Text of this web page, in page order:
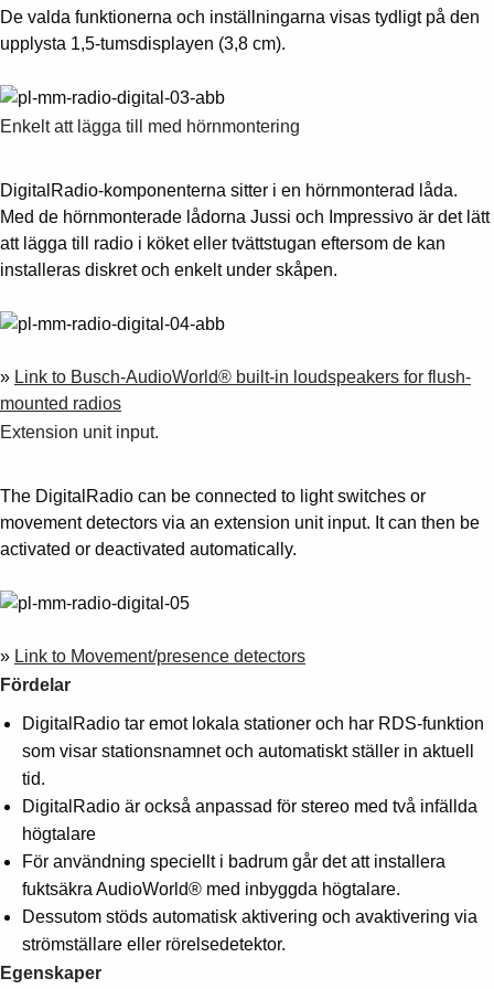
Suggestions
See more products
Shopping list preview
De valda funktionerna och inställningarna visas tydligt på den
upplysta 1,5-tumsdisplayen (3,8 cm).
Enkelt att lägga till med hörnmontering
DigitalRadio-komponenterna sitter i en hörnmonterad låda.
Med de hörnmonterade lådorna Jussi och Impressivo är det lätt
att lägga till radio i köket eller tvättstugan eftersom de kan
installeras diskret och enkelt under skåpen.
» Link to Busch-AudioWorld® built-in loudspeakers for flush-
mounted radios
Extension unit input.
The DigitalRadio can be connected to light switches or
movement detectors via an extension unit input. It can then be
activated or deactivated automatically.
» Link to Movement/presence detectors
Fördelar
DigitalRadio tar emot lokala stationer och har RDS-funktion
som visar stationsnamnet och automatiskt ställer in aktuell
tid.
DigitalRadio är också anpassad för stereo med två infällda
högtalare
För användning speciellt i badrum går det att installera
fuktsäkra AudioWorld® med inbyggda högtalare.
Dessutom stöds automatisk aktivering och avaktivering via
strömställare eller rörelsedetektor.
Egenskaper